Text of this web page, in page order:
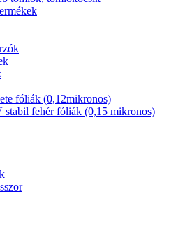
fóliák (0,12mikronos)
stabil fehér fóliák (0,15 mikronos)